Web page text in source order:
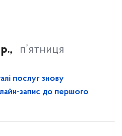
п’ятниця
послуг знову
запис до першого